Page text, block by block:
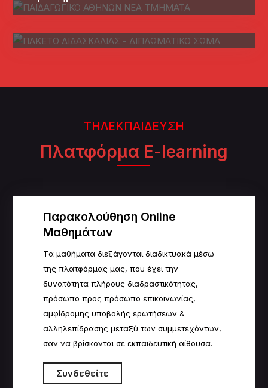
διδασκαλίας μαθημάτων On
ΤΗΛΕΚΠΑΙΔΕΥΣΗ
Πλατφόρμα E-learning
Παρακολούθηση Online
Μαθημάτων
Tα μαθήματα διεξάγονται διαδικτυακά μέσω
της πλατφόρμας μας, που έχει την
δυνατότητα πλήρους διαδραστικότητας,
πρόσωπο προς πρόσωπο επικοινωνίας,
αμφίδρομης υποβολής ερωτήσεων &
αλληλεπίδρασης μεταξύ των συμμετεχόντων,
σαν να βρίσκονται σε εκπαιδευτική αίθουσα.
Συνδεθείτε